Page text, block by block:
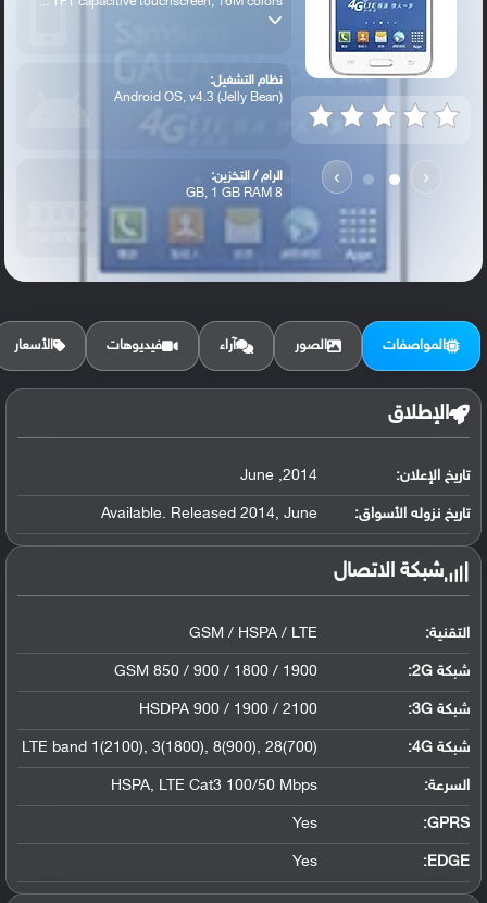
‹
›
نظام التشغيل:
Android OS, v4.3 (Jelly Bean)
الرام / التخزين:
8 GB, 1 GB RAM
الكاميرا الأساسية:
المواصفات الصور آراء فيديوهات الأسعار
الإطلاق
تاريخ الإعلان: 2014, June
تاريخ نزوله الأسواق: Available. Released 2014, June
شبكة الاتصال
التقنية: GSM / HSPA / LTE
شبكة 2G: GSM 850 / 900 / 1800 / 1900
شبكة 3G :
HSDPA 900 / 1900 / 2100
شبكة 4G :
LTE band 1(2100), 3(1800), 8(900), 28(700)
السرعة: HSPA, LTE Cat3 100/50 Mbps
GPRS:
Yes
EDGE:
Yes